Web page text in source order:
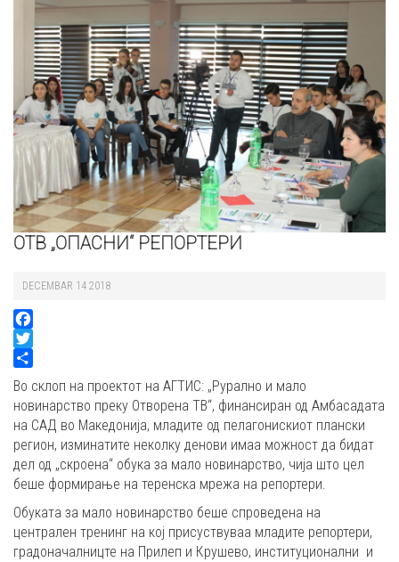
ОТВ „ОПАСНИ“ РЕПОРТЕРИ
DECEMBAR 14 2018
Facebook
Twitter
Share
Во склоп на проектот на АГТИС: „Рурално и мало
новинарство преку Отворена ТВ“, финансиран од Амбасадата
на САД во Македонија, младите од пелагонискиот плански
регион, изминатите неколку денови имаа можност да бидат
дел од „скроена“ обука за мало новинарство, чија што цел
беше формирање на теренска мрежа на репортери.
Обуката за мало новинарство беше спроведена на
централен тренинг на кој присуствуваа младите репортери,
градоначалницте на Прилеп и Крушево, институционални и